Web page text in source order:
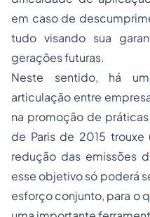
em caso de
tudo visando sua
gerações futuras.
Neste sentido, há
articulação entre
na promoção de
de Paris de 2015
redução das emissões
esse objetivo só poderá
esforço conjunto, para o